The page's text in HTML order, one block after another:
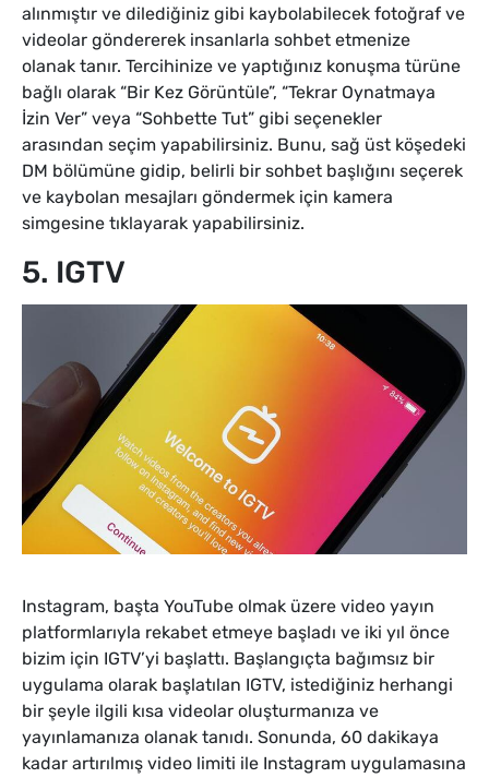
alınmıştır ve dilediğiniz gibi kaybolabilecek fotoğraf ve
videolar göndererek insanlarla sohbet etmenize
olanak tanır. Tercihinize ve yaptığınız konuşma türüne
bağlı olarak “Bir Kez Görüntüle”, “Tekrar Oynatmaya
İzin Ver” veya “Sohbette Tut” gibi seçenekler
arasından seçim yapabilirsiniz. Bunu, sağ üst köşedeki
DM bölümüne gidip, belirli bir sohbet başlığını seçerek
ve kaybolan mesajları göndermek için kamera
simgesine tıklayarak yapabilirsiniz.
5. IGTV
Instagram, başta YouTube olmak üzere video yayın
platformlarıyla rekabet etmeye başladı ve iki yıl önce
bizim için IGTV’yi başlattı. Başlangıçta bağımsız bir
uygulama olarak başlatılan IGTV, istediğiniz herhangi
bir şeyle ilgili kısa videolar oluşturmanıza ve
yayınlamanıza olanak tanıdı. Sonunda, 60 dakikaya
kadar artırılmış video limiti ile Instagram uygulamasına